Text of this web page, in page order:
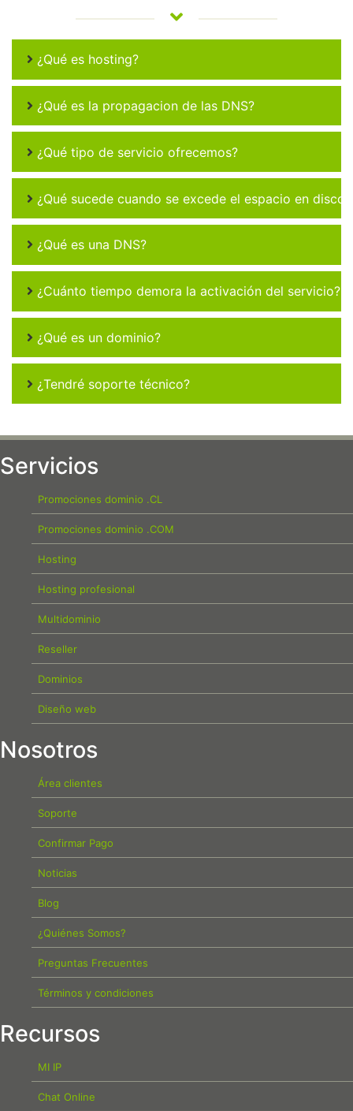
¿Qué es hosting?
¿Qué es la propagacion de las DNS?
¿Qué tipo de servicio ofrecemos?
¿Qué sucede cuando se excede el espacio en disco
¿Qué es una DNS?
¿Cuánto tiempo demora la activación del servicio?
¿Qué es un dominio?
¿Tendré soporte técnico?
Servicios
Promociones dominio .CL
Promociones dominio .COM
Hosting
Hosting profesional
Multidominio
Reseller
Dominios
Diseño web
Nosotros
Área clientes
Soporte
Confirmar Pago
Noticias
Blog
¿Quiénes Somos?
Preguntas Frecuentes
Términos y condiciones
Recursos
MI IP
Chat Online